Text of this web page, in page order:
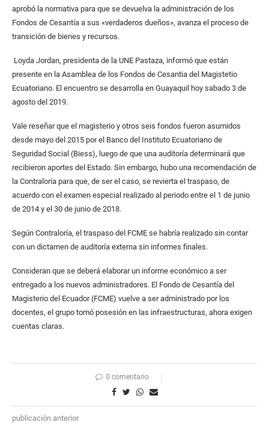
aprobó la normativa para que se devuelva la administración de los
Fondos de Cesantía a sus «verdaderos dueños», avanza el proceso de
transición de bienes y recursos.
Loyda Jordan, presidenta de la UNE Pastaza, informó que están
presente en la Asamblea de los Fondos de Cesantia del Magistetio
Ecuatoriano. El encuentro se desarrolla en Guayaquil hoy sabado 3 de
agosto del 2019.
Vale reseñar que el magisterio y otros seis fondos fueron asumidos
desde mayo del 2015 por el Banco del Instituto Ecuatoriano de
Seguridad Social (Biess), luego de que una auditoría determinará que
recibieron aportes del Estado. Sin embargo, hubo una recomendación de
la Contraloría para que, de ser el caso, se revierta el traspaso, de
acuerdo con el examen especial realizado al periodo entre el 1 de junio
de 2014 y el 30 de junio de 2018.
Según Contraloría, el traspaso del FCME se habría realizado sin contar
con un dictamen de auditoría externa sin informes finales.
Consideran que se deberá elaborar un informe económico a ser
entregado a los nuevos administradores. El Fondo de Cesantía del
Magisterio del Ecuador (FCME) vuelve a ser administrado por los
docentes, el grupo tomó posesión en las infraestructuras, ahora exigen
cuentas claras.
0 comentario
publicación anterior